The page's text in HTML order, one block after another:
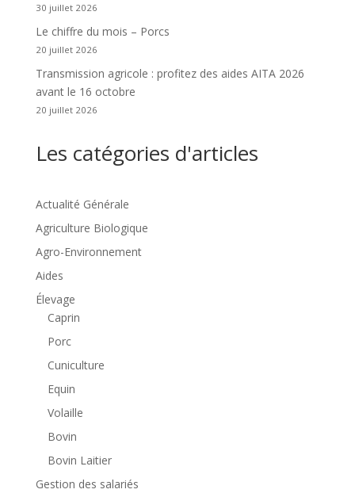
30 juillet 2026
Le chiffre du mois – Porcs
20 juillet 2026
Transmission agricole : profitez des aides AITA 2026
avant le 16 octobre
20 juillet 2026
Les catégories d'articles
Actualité Générale
Agriculture Biologique
Agro-Environnement
Aides
Élevage
Caprin
Porc
Cuniculture
Equin
Volaille
Bovin
Bovin Laitier
Gestion des salariés